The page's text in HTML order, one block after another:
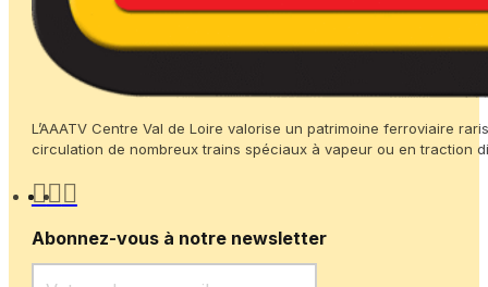
L’AAATV Centre Val de Loire valorise un patrimoine ferroviaire
circulation de nombreux trains spéciaux à vapeur ou en traction
Abonnez-vous à notre newsletter